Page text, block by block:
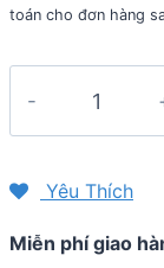
toán cho đơn hàng
mờ
bơi
Yêu Thích
Miễn phí giao